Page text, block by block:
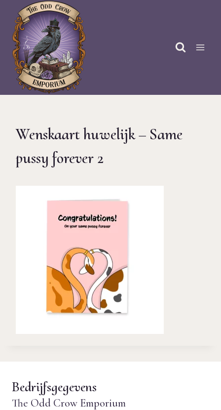
Doorgaan
naar
inhoud
Wenskaart huwelijk – Same
pussy forever 2
Bedrijfsgegevens
The Odd Crow Emporium